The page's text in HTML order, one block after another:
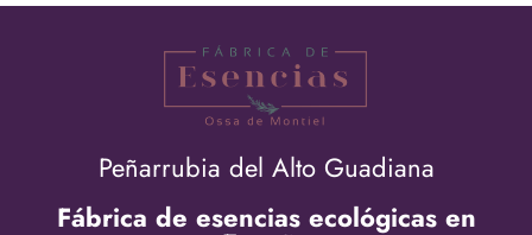
Peñarrubia del Alto Guadiana
Fábrica de esencias ecológicas en